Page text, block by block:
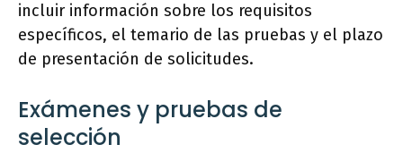
incluir información sobre los requisitos
específicos, el temario de las pruebas y el plazo
de presentación de solicitudes.
Exámenes y pruebas de
selección